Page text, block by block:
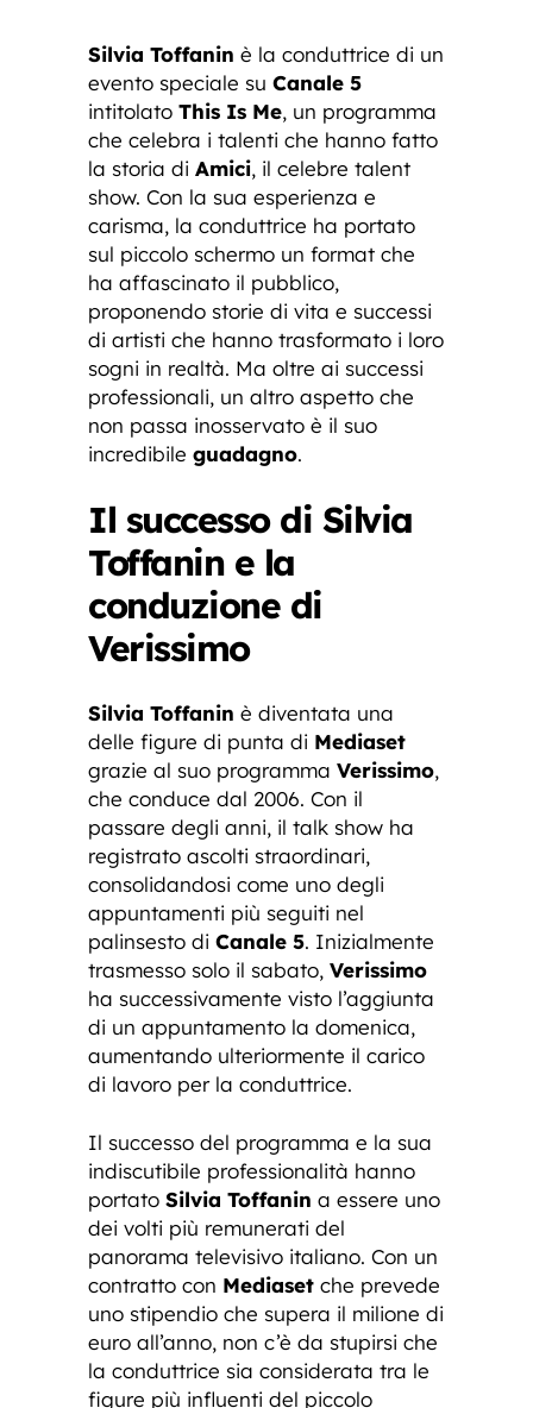
Silvia Toffanin è la conduttrice di un
evento speciale su Canale 5
intitolato This Is Me, un programma
che celebra i talenti che hanno fatto
la storia di Amici, il celebre talent
show. Con la sua esperienza e
carisma, la conduttrice ha portato
sul piccolo schermo un format che
ha affascinato il pubblico,
proponendo storie di vita e successi
di artisti che hanno trasformato i loro
sogni in realtà. Ma oltre ai successi
professionali, un altro aspetto che
non passa inosservato è il suo
incredibile guadagno.
Il successo di Silvia
Toffanin e la
conduzione di
Verissimo
Silvia Toffanin è diventata una
delle figure di punta di Mediaset
grazie al suo programma Verissimo,
che conduce dal 2006. Con il
passare degli anni, il talk show ha
registrato ascolti straordinari,
consolidandosi come uno degli
appuntamenti più seguiti nel
palinsesto di Canale 5. Inizialmente
trasmesso solo il sabato, Verissimo
ha successivamente visto l’aggiunta
di un appuntamento la domenica,
aumentando ulteriormente il carico
di lavoro per la conduttrice.
Il successo del programma e la sua
indiscutibile professionalità hanno
portato Silvia Toffanin a essere uno
dei volti più remunerati del
panorama televisivo italiano. Con un
contratto con Mediaset che prevede
uno stipendio che supera il milione di
euro all’anno, non c’è da stupirsi che
la conduttrice sia considerata tra le
figure più influenti del piccolo